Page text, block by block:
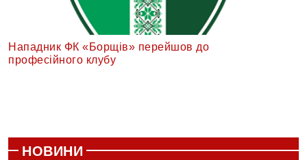
Нападник ФК «Борщів» перейшов до
професійного клубу
НОВИНИ